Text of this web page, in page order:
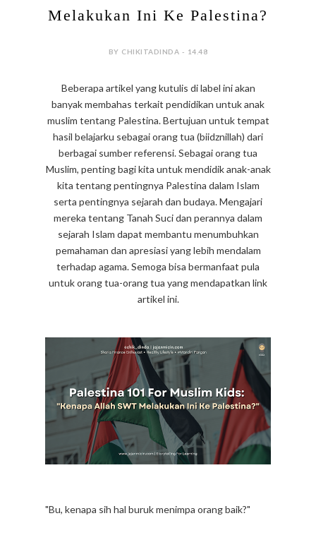
Melakukan Ini Ke Palestina?
BY CHIKITADINDA - 14.48
Beberapa artikel yang kutulis di label ini akan
banyak membahas terkait pendidikan untuk anak
muslim tentang Palestina. Bertujuan untuk tempat
hasil belajarku sebagai orang tua (biidznillah) dari
berbagai sumber referensi. Sebagai orang tua
Muslim, penting bagi kita untuk mendidik anak-anak
kita tentang pentingnya Palestina dalam Islam
serta pentingnya sejarah dan budaya. Mengajari
mereka tentang Tanah Suci dan perannya dalam
sejarah Islam dapat membantu menumbuhkan
pemahaman dan apresiasi yang lebih mendalam
terhadap agama. Semoga bisa bermanfaat pula
untuk orang tua-orang tua yang mendapatkan link
artikel ini.
"Bu, kenapa sih hal buruk menimpa orang baik?"